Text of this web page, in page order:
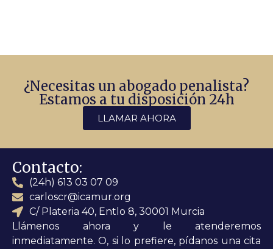
¿Necesitas un abogado penalista?
Estamos a tu disposición 24h
LLAMAR AHORA
Contacto:
(24h) 613 03 07 09
carloscr@icamur.org
C/ Plateria 40, Entlo 8, 30001 Murcia
Llámenos ahora y le atenderemos
inmediatamente. O, si lo prefiere, pídanos una cita